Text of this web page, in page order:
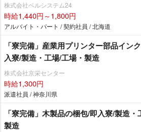
株式会社ベルシステム24
時給1,440円～1,800円
アルバイト・パート / 契約社員 / 北海道
「寮完備」産業用プリンター部品イン
入寮/製造・工場/工場・製造
株式会社京栄センター
時給1,300円
派遣社員 / 神奈川県
「寮完備」木製品の梱包/即入寮/製造
製造